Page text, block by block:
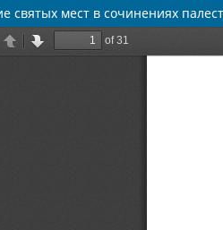
святых мест в сочинениях